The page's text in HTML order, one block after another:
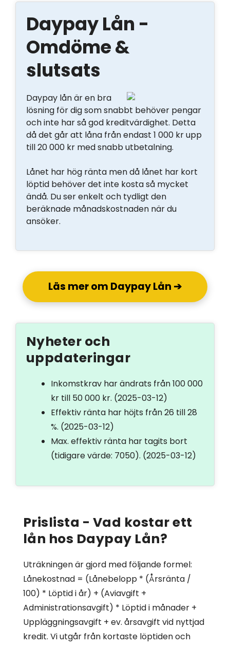
Daypay Lån -
Omdöme &
slutsats
Daypay lån är en bra
lösning för dig som snabbt behöver pengar
och inte har så god kreditvärdighet. Detta
då det går att låna från endast 1 000 kr upp
till 20 000 kr med snabb utbetalning.
Lånet har hög ränta men då lånet har kort
löptid behöver det inte kosta så mycket
ändå. Du ser enkelt och tydligt den
beräknade månadskostnaden när du
ansöker.
Läs mer om Daypay Lån ➔
Nyheter och
uppdateringar
Inkomstkrav har ändrats från 100 000
kr till 50 000 kr. (2025-03-12)
Effektiv ränta har höjts från 26 till 28
%. (2025-03-12)
Max. effektiv ränta har tagits bort
(tidigare värde: 7050). (2025-03-12)
Prislista - Vad kostar ett
lån hos Daypay Lån?
Uträkningen är gjord med följande formel:
Lånekostnad = (Lånebelopp * (Årsränta /
100) * Löptid i år) + (Aviavgift +
Administrationsavgift) * Löptid i månader +
Uppläggningsavgift + ev. årsavgift vid nyttjad
kredit. Vi utgår från kortaste löptiden och